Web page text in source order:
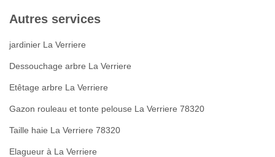
Autres services
jardinier La Verriere
Dessouchage arbre La Verriere
Etêtage arbre La Verriere
Gazon rouleau et tonte pelouse La Verriere 78320
Taille haie La Verriere 78320
Elagueur à La Verriere